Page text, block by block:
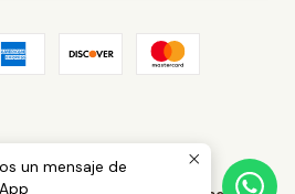
un mensaje de